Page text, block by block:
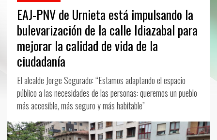
EAJ-PNV de Urnieta está impulsando la
bulevarización de la calle Idiazabal para
mejorar la calidad de vida de la
ciudadanía
El alcalde Jorge Segurado: “Estamos adaptando el espacio
público a las necesidades de las personas: queremos un pueblo
más accesible, más seguro y más habitable”